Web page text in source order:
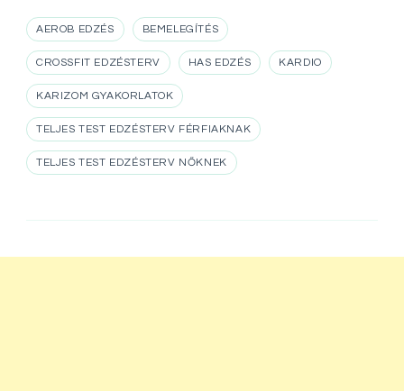
AEROB EDZÉS BEMELEGÍTÉS
CROSSFIT EDZÉSTERV HAS EDZÉS KARDIO
KARIZOM GYAKORLATOK
TELJES TEST EDZÉSTERV FÉRFIAKNAK
TELJES TEST EDZÉSTERV NŐKNEK